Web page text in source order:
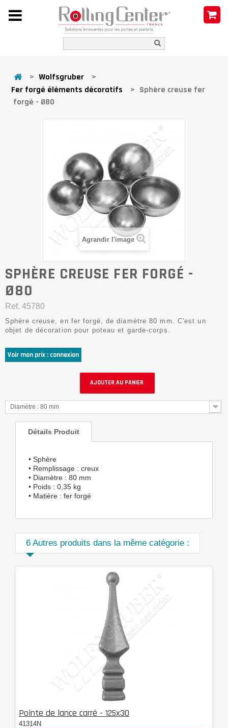
> Wolfsgruber
>
Fer forgé éléments décoratifs
> Sphère creuse fer
forgé - Ø80
Agrandir l'image
SPHÈRE CREUSE FER FORGÉ -
Ø80
Ref. 45780
Sphère creuse, en fer forgé, de diamètre 80 mm. C'est un
objet de décoration pour poteau et garde-corps.
Voir mon prix : connexion
AJOUTER AU PANIER
Diamètre : 80 mm
Détails Produit
• Sphère
• Remplissage : creux
• Diamètre : 80 mm
• Poids : 0,35 kg
• Matière : fer forgé
6 Autres produits dans la même catégorie :
Pointe de lance carré - 125x30
41314N